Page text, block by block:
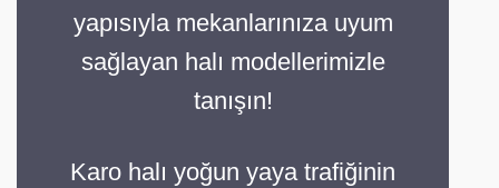
yapısıyla mekanlarınıza uyum
sağlayan halı modellerimizle
tanışın!
Karo halı yoğun yaya trafiğinin